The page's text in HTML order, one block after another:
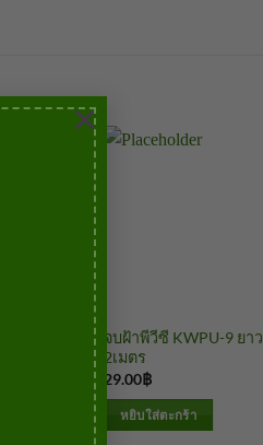
×
จบฝ้าพีวีซี KWPU-9 ยาว
2เมตร
29.00฿
หยิบใส่ตะกร้า